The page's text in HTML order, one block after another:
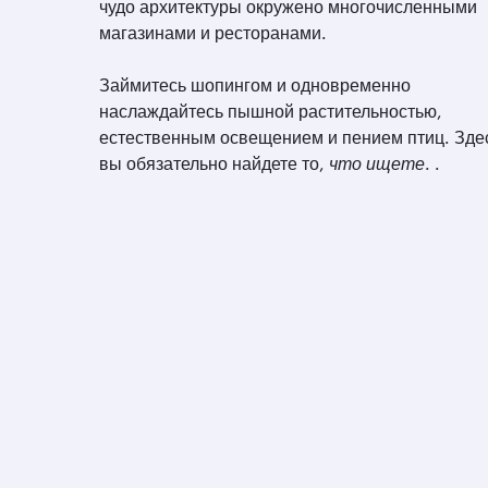
чудо архитектуры окружено многочисленными
магазинами и ресторанами.
Займитесь шопингом и одновременно
наслаждайтесь пышной растительностью,
естественным освещением и пением птиц.
вы обязательно найдете то, что ищете. .